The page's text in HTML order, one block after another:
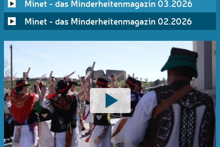
Minet - das Minderheitenmagazin 03.2026
Minet - das Minderheitenmagazin 02.2026